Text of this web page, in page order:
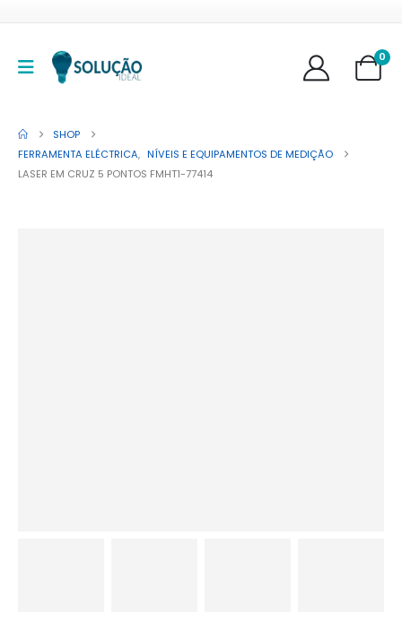
0
SHOP
FERRAMENTA ELÉCTRICA, NÍVEIS E EQUIPAMENTOS DE MEDIÇÃO
LASER EM CRUZ 5 PONTOS FMHT1-77414